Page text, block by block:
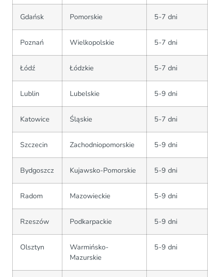
Gdańsk Pomorskie 5-7 dni
Poznań Wielkopolskie 5-7 dni
Łódź Łódzkie 5-7 dni
Lublin Lubelskie 5-9 dni
Katowice Śląskie 5-7 dni
Szczecin Zachodniopomorskie 5-9 dni
Bydgoszcz Kujawsko-Pomorskie 5-9 dni
Radom Mazowieckie 5-9 dni
Rzeszów Podkarpackie 5-9 dni
Olsztyn
Warmińsko-
Mazurskie
5-9 dni